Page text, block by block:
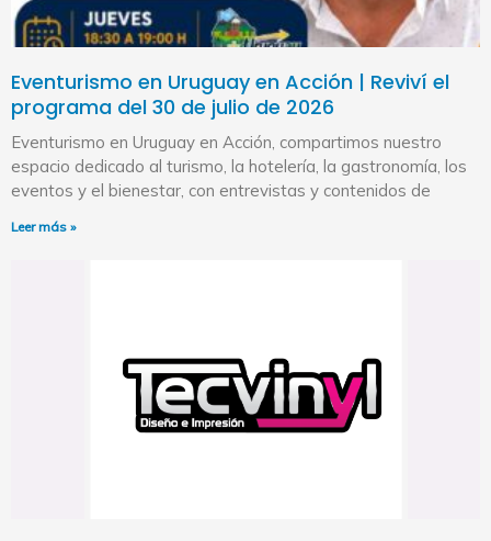
Eventurismo en Uruguay en Acción | Reviví el
programa del 30 de julio de 2026
Eventurismo en Uruguay en Acción, compartimos nuestro
espacio dedicado al turismo, la hotelería, la gastronomía, los
eventos y el bienestar, con entrevistas y contenidos de
Leer más »